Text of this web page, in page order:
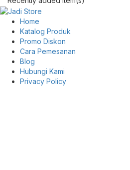
Home
Katalog Produk
Promo Diskon
Cara Pemesanan
Blog
Hubungi Kami
Privacy Policy